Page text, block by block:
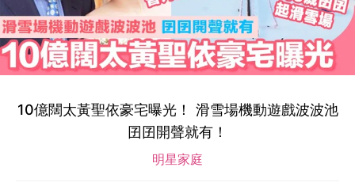
10億闊太黃聖依豪宅曝光！ 滑雪場機動遊戲波波池
囝囝開聲就有！
明星家庭